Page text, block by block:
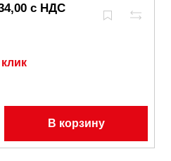
с НДС
В корзину